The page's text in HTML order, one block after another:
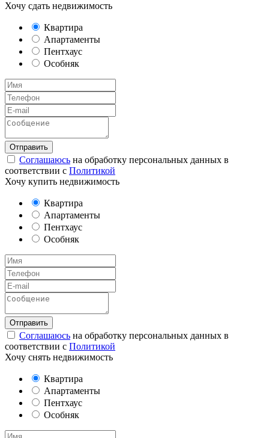
Хочу сдать недвижимость
Квартира
Апартаменты
Пентхаус
Особняк
Соглашаюсь на обработку персональных данных в
соответствии с Политикой
Хочу купить недвижимость
Квартира
Апартаменты
Пентхаус
Особняк
Соглашаюсь на обработку персональных данных в
соответствии с Политикой
Хочу снять недвижимость
Квартира
Апартаменты
Пентхаус
Особняк